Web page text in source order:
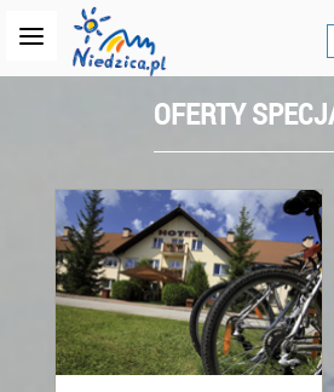
OFERTY